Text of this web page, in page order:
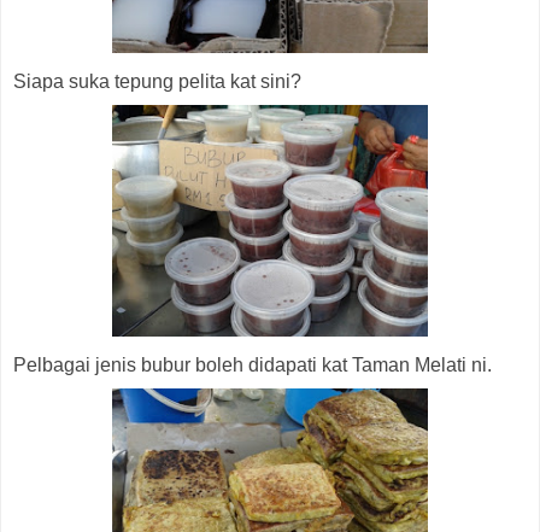
Siapa suka tepung pelita kat sini?
Pelbagai jenis bubur boleh didapati kat Taman Melati ni.